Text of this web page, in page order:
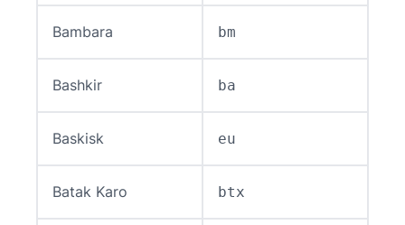
Bambara bm
Bashkir ba
Baskisk eu
Batak Karo btx